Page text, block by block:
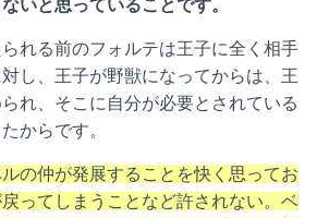
いと思っていることです。
れる前のフォルテは王子に全く相手
し、王子が野獣になってからは、王
れ、そこに自分が必要とされている
からです。
の仲が発展することを快く思ってお
ってしまうことなど許されない。ベ